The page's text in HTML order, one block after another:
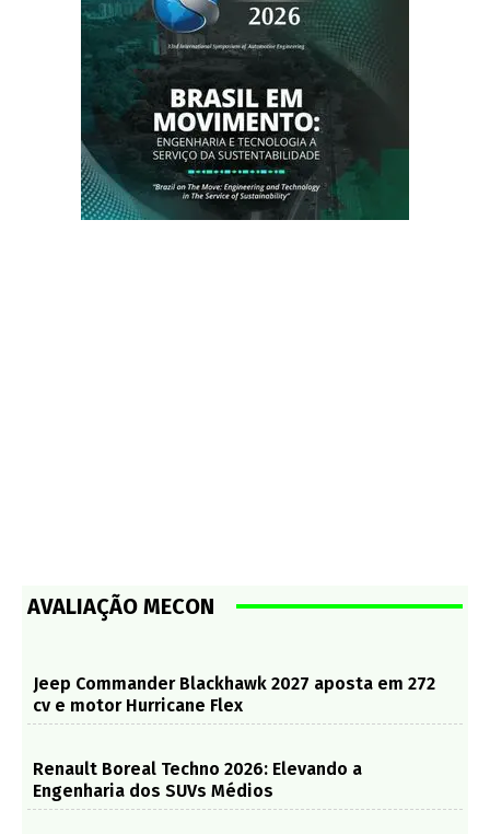
AVALIAÇÃO MECON
Jeep Commander Blackhawk 2027 aposta em 272
cv e motor Hurricane Flex
Renault Boreal Techno 2026: Elevando a
Engenharia dos SUVs Médios